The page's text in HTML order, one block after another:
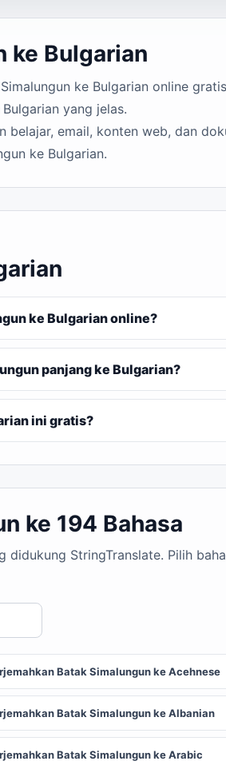
ke Bulgarian
ke Bulgarian online
yang jelas.
email, konten web, dan
ke Bulgarian.
ke Bulgarian online?
panjang ke Bulgarian?
ini gratis?
ke 194 Bahasa
didukung StringTranslate. Pilih
Batak Simalungun ke Acehnese
Batak Simalungun ke Albanian
Batak Simalungun ke Arabic